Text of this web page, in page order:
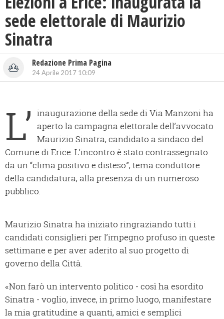
sede elettorale di Maurizio
Sinatra
Redazione Prima Pagina
24 Aprile 2017 10:09
L’ inaugurazione della sede di Via Manzoni ha
aperto la campagna elettorale dell’avvocato
Maurizio Sinatra, candidato a sindaco del
Comune di Erice. L’incontro è stato contrassegnato
da un “clima positivo e disteso”, tema conduttore
della candidatura, alla presenza di un numeroso
pubblico.
Maurizio Sinatra ha iniziato ringraziando tutti i
candidati consiglieri per l’impegno profuso in queste
settimane e per aver aderito al suo progetto di
governo della Città.
«Non farò un intervento politico - così ha esordito
Sinatra - voglio, invece, in primo luogo, manifestare
la mia gratitudine a quanti, amici e semplici